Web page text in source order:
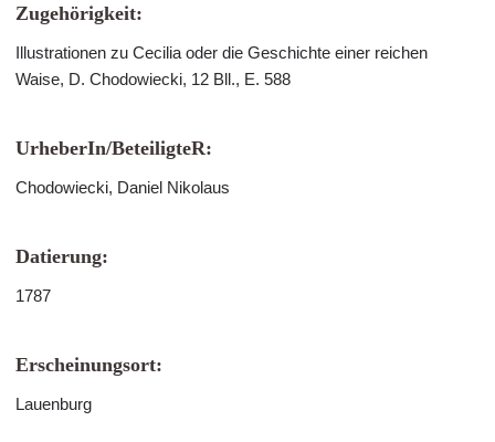
Zugehörigkeit:
Illustrationen zu Cecilia oder die Geschichte einer reichen
Waise, D. Chodowiecki, 12 Bll., E. 588
UrheberIn/BeteiligteR:
Chodowiecki, Daniel Nikolaus
Datierung:
1787
Erscheinungsort:
Lauenburg